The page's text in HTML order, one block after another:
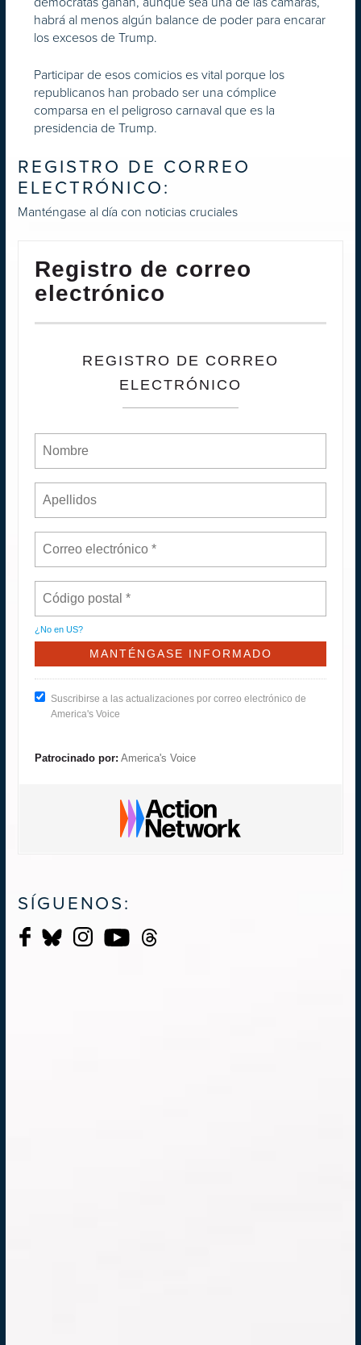
habrá al menos algún balance de poder para encarar
los excesos de Trump.
Participar de esos comicios es vital porque los
republicanos han probado ser una cómplice
comparsa en el peligroso carnaval que es la
presidencia de Trump.
REGISTRO DE CORREO
ELECTRÓNICO:
Manténgase al día con noticias cruciales
Registro de correo
electrónico
REGISTRO DE CORREO
ELECTRÓNICO
¿No en US?
Suscribirse a las actualizaciones por correo electrónico de
America's Voice
Patrocinado por: America's Voice
SÍGUENOS: